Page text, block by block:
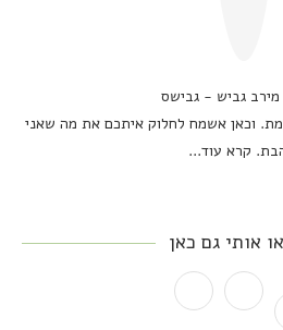
מירב גביש - גבישס
וכאן אשמח לחלוק איתכם את מה שאני
קרא עוד...
אותי גם כאן